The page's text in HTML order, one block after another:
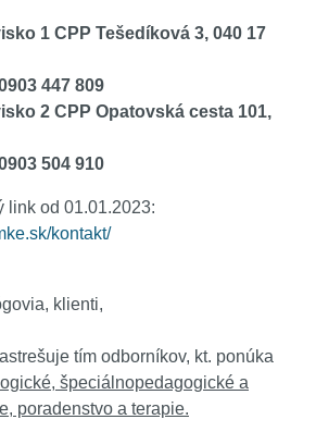
1 CPP Tešedíková 3, 040 17
447 809
2 CPP Opatovská cesta 101,
504 910
link od 01.01.2023:
kontakt/
klienti,
tím odborníkov, kt. ponúka
špeciálnopedagogické a
poradenstvo a terapie.